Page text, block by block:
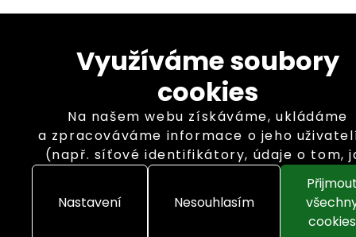
Využíváme soubory
cookies
Na našem webu získáváme, ukládáme
a zpracováváme informace o jeho
(např. síťové identifikátory, údaje o tom,
procházíte naše stránky, nebo jaký obsah
zajímá). K tomuto účelu využíváme
cookies, které nám pomáhají zkvalitnit
služby a personalizovat nabídky. Pro
Nastavení Nesouhlasím
cookies